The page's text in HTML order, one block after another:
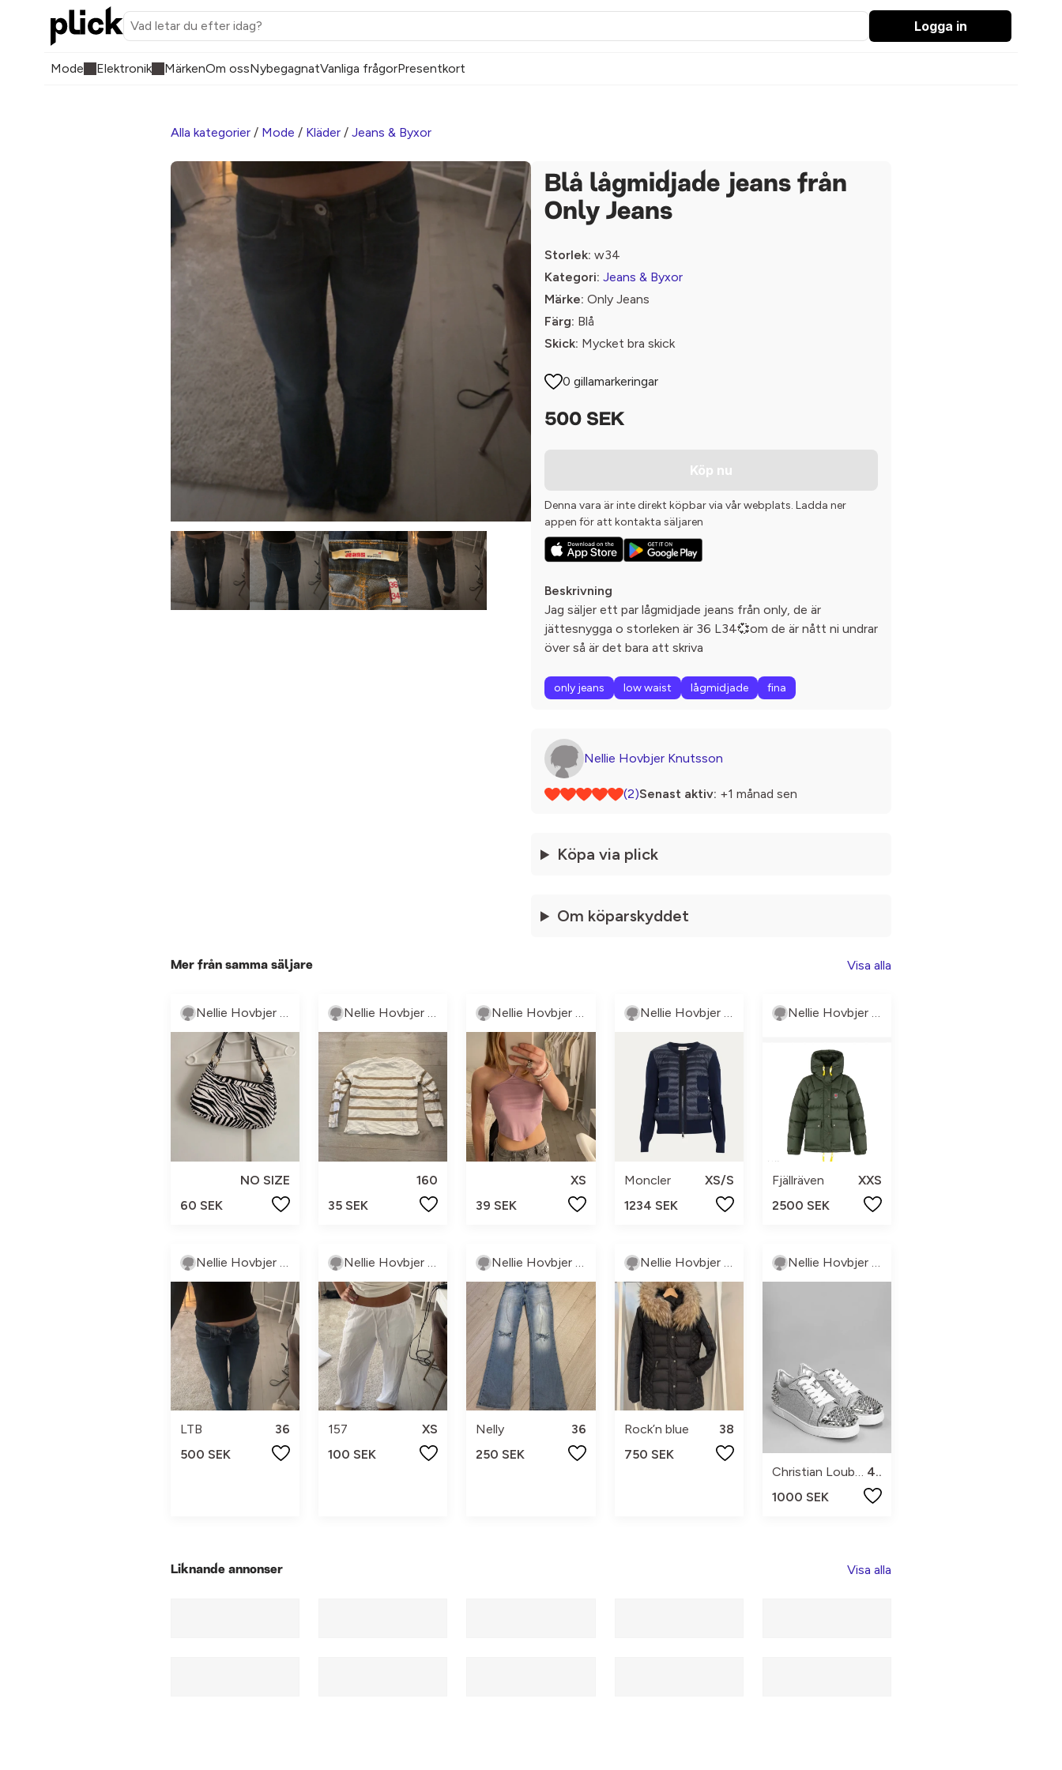
Logga in
Mode Elektronik MärkenOm ossNybegagnatVanliga frågorPresentkort
Alla kategorier / Mode / Kläder / Jeans & Byxor
Blå lågmidjade jeans från
Only Jeans
Storlek: w34
Kategori: Jeans & Byxor
Märke: Only Jeans
Färg: Blå
Skick: Mycket bra skick
0 gillamarkeringar
500 SEK
Köp nu
Denna vara är inte direkt köpbar via vår webplats. Ladda ner
appen för att kontakta säljaren
Beskrivning
Jag säljer ett par lågmidjade jeans från only, de är
jättesnygga o storleken är 36 L34💞om de är nått ni undrar
över så är det bara att skriva
only jeans low waist lågmidjade fina
Nellie Hovbjer Knutsson
(2)Senast aktiv: +1 månad sen
Köpa via plick
Om köparskyddet
Mer från samma säljare Visa alla
Nellie Hovbjer Knutsson
NO SIZE
60 SEK
Nellie Hovbjer Knutsson
160
35 SEK
Nellie Hovbjer Knutsson
XS
39 SEK
Nellie Hovbjer Knutsson
Moncler
XS/S
1234 SEK
Nellie Hovbjer Knutsson
Fjällräven
XXS
2500 SEK
LTB
36
500 SEK
157
XS
100 SEK
Nelly
36
250 SEK
Rock’n blue
38
750 SEK
Christian Louboutin
40
1000 SEK
Liknande annonser Visa alla